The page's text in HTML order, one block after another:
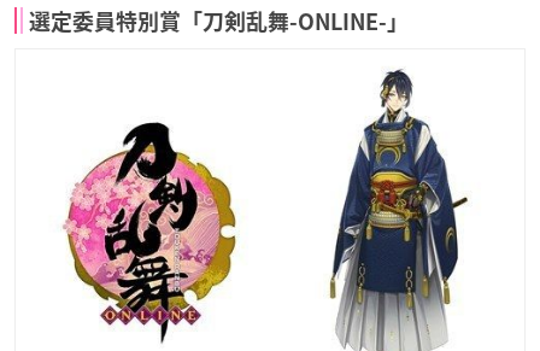
選定委員特別賞「刀剣乱舞-ONLINE-」